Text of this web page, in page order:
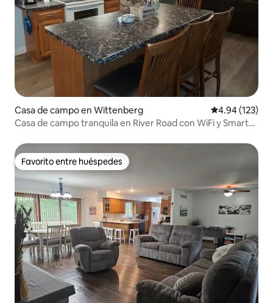
Casa de campo en Wittenberg Calificación
4.94 (123)
Casa de campo tranquila en River Road con WiFi y Smart
Favorito entre huéspedes
Favorito entre huéspedes